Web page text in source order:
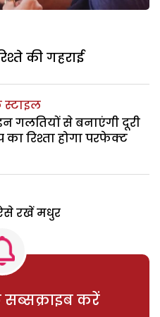
की गहराई
गलतियों से बनाएंगी दूरी
का रिश्ता होगा परफेक्ट
रखें मधुर
सब्सक्राइब करें